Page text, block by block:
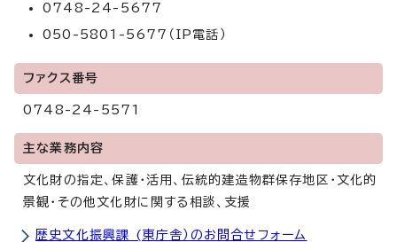
0748-24-5677
050-5801-5677（IP電話）
ファクス番号
0748-24-5571
主な業務内容
文化財の指定、保護・活用、伝統的建造物群保存地区・文化的
景観・その他文化財に関する相談、支援
歴史文化振興課 (東庁舎）のお問合せフォーム